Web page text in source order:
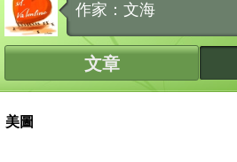
作家：文海
文章
美圖